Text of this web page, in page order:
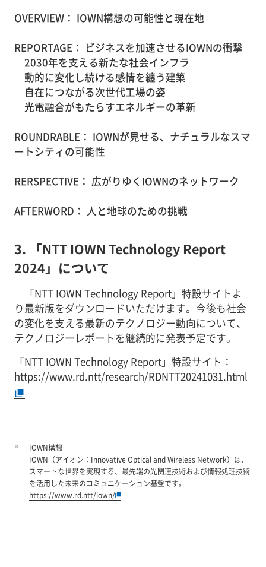
OVERVIEW： IOWN構想の可能性と現在地
REPORTAGE： ビジネスを加速させるIOWNの衝撃
2030年を支える新たな社会インフラ
動的に変化し続ける感情を纏う建築
自在につながる次世代工場の姿
光電融合がもたらすエネルギーの革新
ROUNDRABLE： IOWNが見せる、ナチュラルなスマ
ートシティの可能性
RERSPECTIVE： 広がりゆくIOWNのネットワーク
AFTERWORD： 人と地球のための挑戦
3. 「NTT IOWN Technology Report
2024」について
「NTT IOWN Technology Report」特設サイトよ
り最新版をダウンロードいただけます。今後も社会
の変化を支える最新のテクノロジー動向について、
テクノロジーレポートを継続的に発表予定です。
「NTT IOWN Technology Report」特設サイト：
https://www.rd.ntt/research/RDNTT20241031.html
※
IOWN構想
IOWN（アイオン：Innovative Optical and Wireless Network）は、
スマートな世界を実現する、最先端の光関連技術および情報処理技術
を活用した未来のコミュニケーション基盤です。
https://www.rd.ntt/iown/